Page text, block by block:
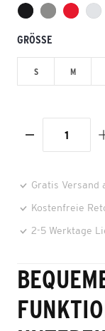
GRÖSSE
S M
Gratis Versand
Kostenfreie
2-5 Werktage